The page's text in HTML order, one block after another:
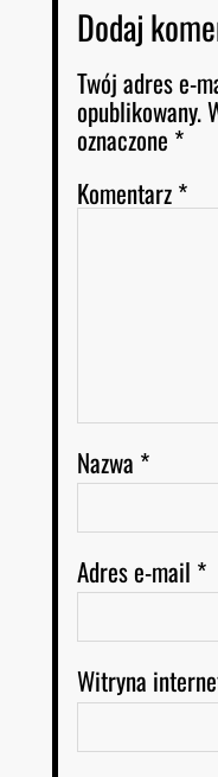
Dodaj
Twój adres e-
opublikowany.
oznaczone *
Komentarz*
Nazwa *
Adres e-mail *
Witryna